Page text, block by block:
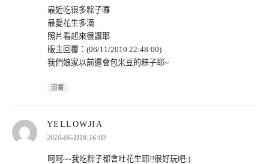
最近吃很多粽子囉
最愛花生多滴
照片看起來很讚耶
版主回覆：(06/11/2010 22:48:00)
我們娘家以前還會包米豆的粽子耶~
回覆
YELLOWJIA
示:
2010-06-1118:16:00
呵呵~~我吃粽子都會吐花生耶!!很好玩吧:)